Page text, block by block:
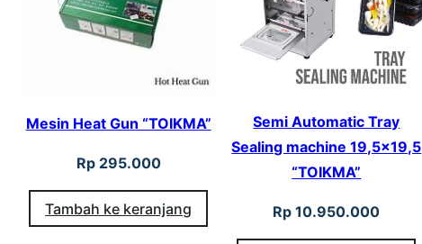
Mesin Heat Gun “TOIKMA”
Rp295.000
Tambah ke keranjang
Semi Automatic Tray
Sealing machine 19,5×19,5
“TOIKMA”
Rp 10.950.000